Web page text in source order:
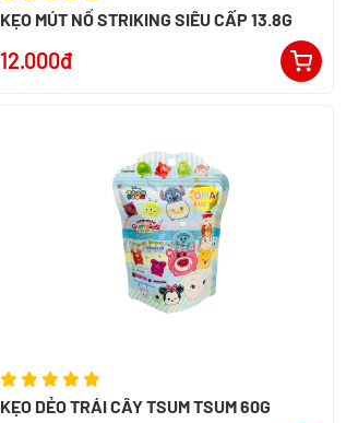
KẸO MÚT NỔ STRIKING SIÊU CẤP 13.8G
12.000đ
KẸO DẺO TRÁI CÂY TSUM TSUM 60G